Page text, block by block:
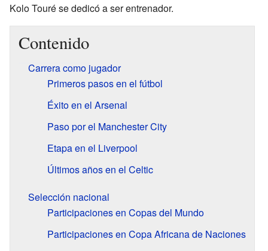
Kolo Touré se dedicó a ser entrenador.
Contenido
Carrera como jugador
Primeros pasos en el fútbol
Éxito en el Arsenal
Paso por el Manchester City
Etapa en el Liverpool
Últimos años en el Celtic
Selección nacional
Participaciones en Copas del Mundo
Participaciones en Copa Africana de Naciones